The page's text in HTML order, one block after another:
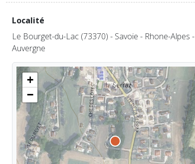
Localité
Le Bourget-du-Lac (73370) - Savoie - Rhone-Alpes -
Auvergne
+
−